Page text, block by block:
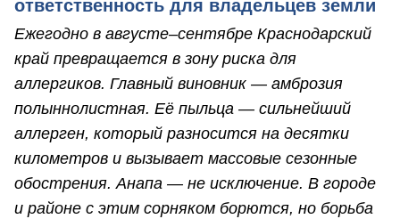
ответственность для владельцев земли
Ежегодно в августе–сентябре Краснодарский
край превращается в зону риска для
аллергиков. Главный виновник — амброзия
полыннолистная. Её пыльца — сильнейший
аллерген, который разносится на десятки
километров и вызывает массовые сезонные
обострения. Анапа — не исключение. В городе
и районе с этим сорняком борются, но борьба